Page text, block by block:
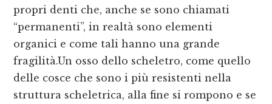
propri denti che, anche se sono chiamati
“permanenti”, in realtà sono elementi
organici e come tali hanno una grande
fragilità.Un osso dello scheletro, come quello
delle cosce che sono i più resistenti nella
struttura scheletrica, alla fine si rompono e se